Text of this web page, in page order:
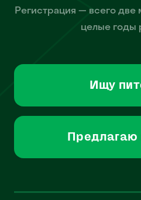
Регистрация — всего
целые годы
Ищу
Предлагаю